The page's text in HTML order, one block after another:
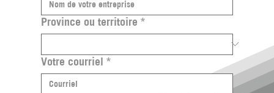
Province ou territoire *
Votre courriel *